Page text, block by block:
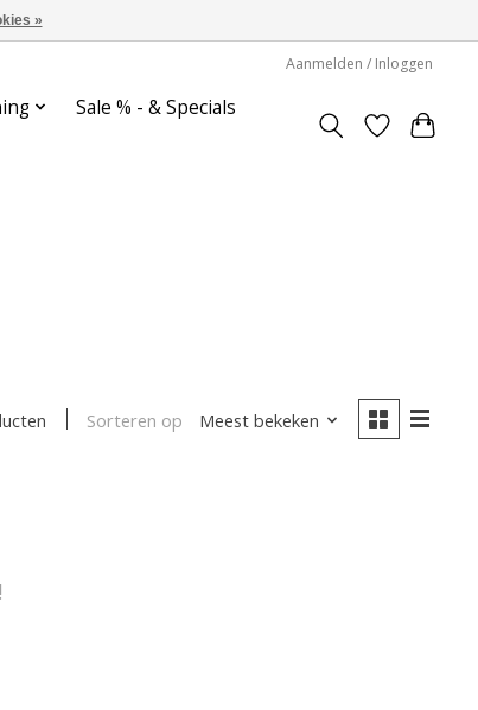
Aanmelden / Inloggen
Sale % - & Specials
Sorteren op Meest bekeken
»